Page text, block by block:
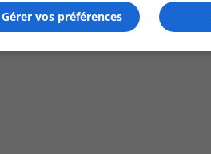
Gérer vos préférences